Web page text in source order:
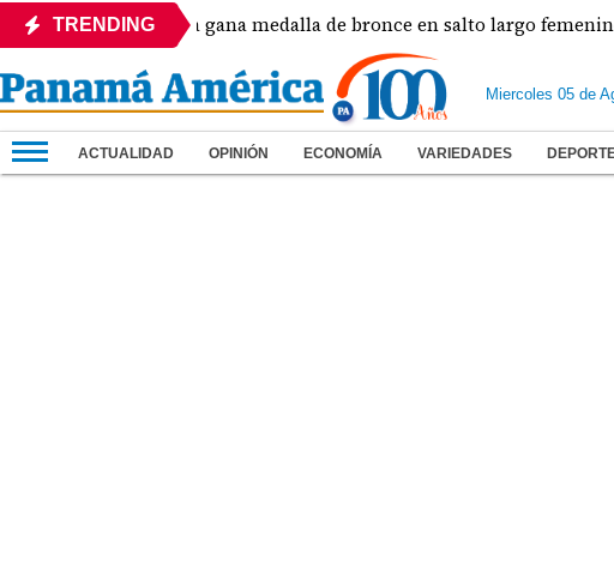
TRENDING
Nathalee Aranda gana medalla de bronce en salto largo femenino
Miercoles 05 de
ACTUALIDAD OPINIÓN ECONOMÍA VARIEDADES